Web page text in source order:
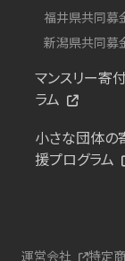
福井県共同募
新潟県共同募
マンスリー寄
ラム
小さな団体の
援プログラム
運営会社 特定